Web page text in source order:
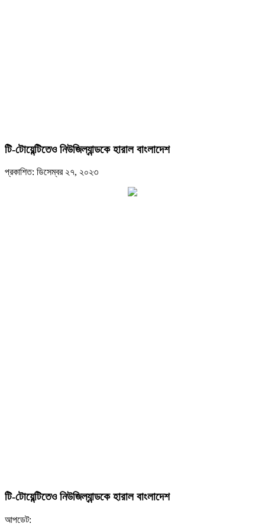
টি-টোয়েন্টিতেও নিউজিল্যান্ডকে হারাল বাংলাদেশ
প্রকাশিত: ডিসেম্বর ২৭, ২০২৩
টি-টোয়েন্টিতেও নিউজিল্যান্ডকে হারাল বাংলাদেশ
আপডেট: